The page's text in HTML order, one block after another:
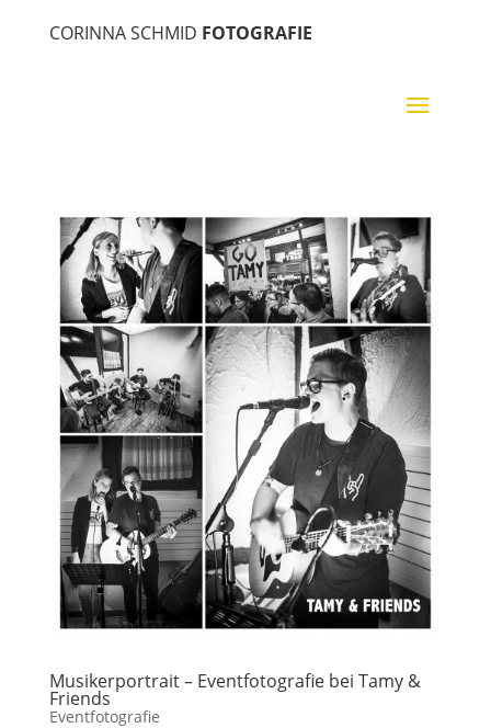
CORINNA SCHMID FOTOGRAFIE
Musikerportrait – Eventfotografie bei Tamy &
Friends
Eventfotografie